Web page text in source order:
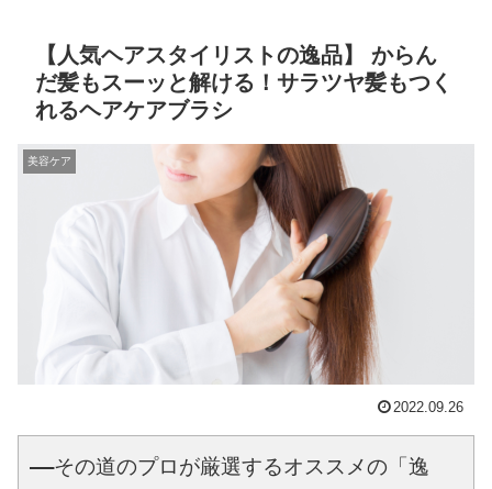
【人気ヘアスタイリストの逸品】 からん
だ髪もスーッと解ける！サラツヤ髪もつく
れるヘアケアブラシ
美容ケア
2022.09.26
――その道のプロが厳選するオススメの「逸